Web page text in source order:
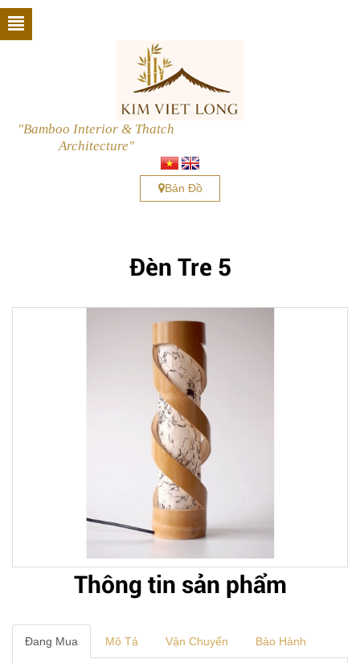
"Bamboo Interior & Thatch
Architecture"
Bản Đồ
Đèn Tre 5
Thông tin sản phẩm
Đang Mua Mô Tả Vận Chuyển Bảo Hành